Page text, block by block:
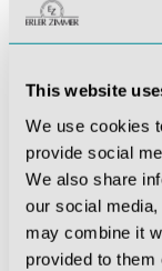
This website
We use cookies
provide social
We also share
our social
may combine it
provided to them
1.489,88 €*